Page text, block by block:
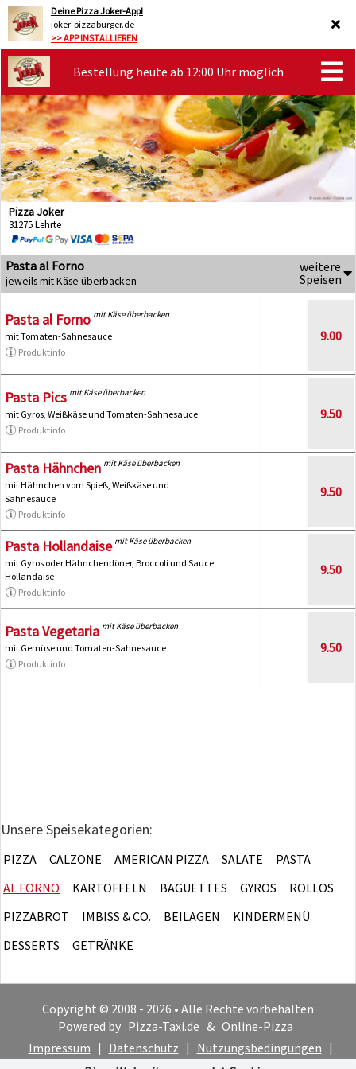
Deine Pizza Joker-App!
joker-pizzaburger.de
>> APP INSTALLIEREN
Bestellung heute ab 12:00 Uhr möglich
Pizza Joker
31275 Lehrte
Pasta al Forno
jeweils mit Käse überbacken
weitere
Speisen
Pasta al Forno mit Käse überbacken
mit Tomaten-Sahnesauce
Produktinfo
9.00
Pasta Pics mit Käse überbacken
mit Gyros, Weißkäse und Tomaten-Sahnesauce
Produktinfo
9.50
Pasta Hähnchen mit Käse überbacken
mit Hähnchen vom Spieß, Weißkäse und
Sahnesauce
Produktinfo
9.50
Pasta Hollandaise mit Käse überbacken
mit Gyros oder Hähnchendöner, Broccoli und Sauce
Hollandaise
Produktinfo
9.50
Pasta Vegetaria mit Käse überbacken
mit Gemüse und Tomaten-Sahnesauce
Produktinfo
9.50
Unsere Speisekategorien:
PIZZA CALZONE AMERICAN PIZZA SALATE
PASTA
AL FORNO
KARTOFFELN BAGUETTES GYROS
ROLLOS
PIZZABROT
IMBISS & CO. BEILAGEN
KINDERMENÜ
DESSERTS
GETRÄNKE
Copyright © 2008 - 2026 • Alle Rechte vorbehalten
Powered by Pizza-Taxi.de & Online-Pizza
Impressum | Datenschutz | Nutzungsbedingungen |
Cookie-Hinweis